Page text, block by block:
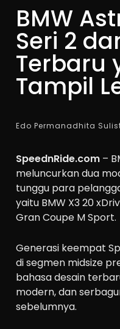
BMW
Seri 2
Terbaru
Tampil
Edo Permanadhita
SpeednRide.com –
meluncurkan dua
tunggu para
yaitu BMW X3 20
Gran Coupe M Sport.
Generasi keempat
di segmen midsize
bahasa desain
modern, dan
sebelumnya.